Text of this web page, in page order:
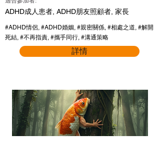
ADHD成人患者, ADHD朋友照顧者, 家長
#ADHD情侶, #ADHD婚姻, #親密關係, #相處之道, #解開
死結, #不再指責, #攜手同行, #溝通策略
詳情